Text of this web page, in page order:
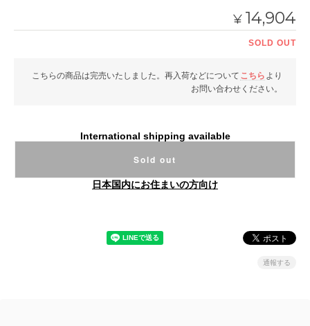
¥ 14,904
SOLD OUT
こちらの商品は完売いたしました。再入荷などについて こちら より
お問い合わせください。
International shipping available
Sold out
日本国内にお住まいの方向け
通報する